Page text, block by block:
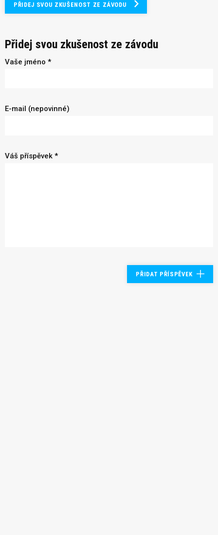
PŘIDEJ SVOU ZKUŠENOST ZE ZÁVODU
Přidej svou zkušenost ze závodu
Vaše jméno *
E-mail (nepovinné)
Váš příspěvek *
PŘIDAT PŘÍSPĚVEK